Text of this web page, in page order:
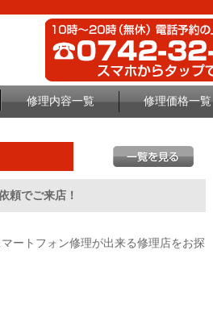
修理内容一覧 修理価格一覧
頼でご来店！
ートフォン修理が出来る修理店をお探